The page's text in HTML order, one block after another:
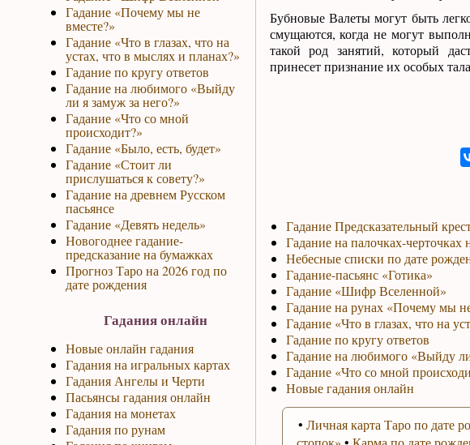
Гадание «Почему мы не
вместе?»
Гадание «Что в глазах, что на
устах, что в мыслях и планах?»
Гадание по кругу ответов
Гадание на любимого «Выйду
ли я замуж за него?»
Гадание «Что со мной
происходит?»
Гадание «Было, есть, будет»
Гадание «Стоит ли
прислушаться к совету?»
Гадание на древнем Русском
пасьянсе
Гадание «Девять недель»
Новогоднее гадание-
предсказание на бумажках
Прогноз Таро на 2026 год по
дате рождения
Гадания онлайн
Новые онлайн гадания
Гадания на игральных картах
Гадания Ангелы и Черти
Пасьянсы гадания онлайн
Гадания на монетах
Гадания по рунам
Бубновые Валеты могут быть
смущаются, когда не могут
такой род занятий, который
принесет признание их особых
Гадание Предсказательный
Гадание на палочках-черточках
Небесные списки по дате
Гадание-пасьянс «Готика»
Гадание «Шифр Вселенной»
Гадание на рунах «Почему мы
Гадание «Что в глазах, что на
Гадание по кругу ответов
Гадание на любимого «Выйду
Гадание «Что со мной
Новые гадания онлайн
• Личная карта Таро по дате